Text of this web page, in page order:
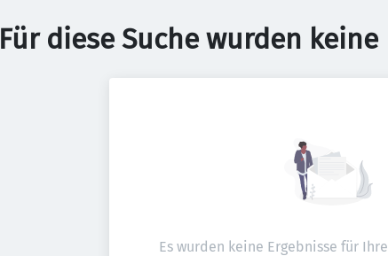
Für diese Suche wurden
Es wurden keine Ergebnisse für